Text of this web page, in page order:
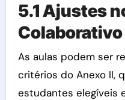
5.1 Ajustes
Colaborativo
As aulas podem ser
critérios do Anexo II,
estudantes elegíveis